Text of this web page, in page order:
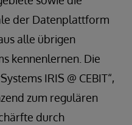
der Datenplattform
alle übrigen
kennenlernen. Die
IRIS @ CEBIT“,
zum regulären
durch